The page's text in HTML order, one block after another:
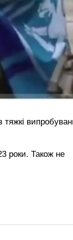
тяжкі
роки. Також не